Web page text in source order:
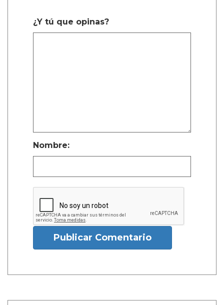
¿Y tú que opinas?
Nombre:
Publicar Comentario